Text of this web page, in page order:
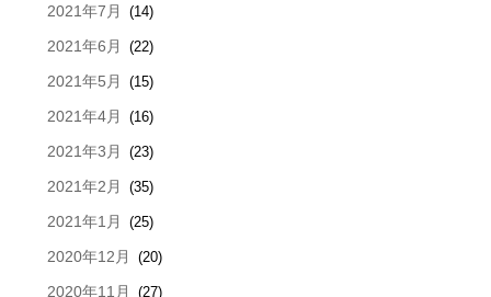
2021年7月 (14)
2021年6月 (22)
2021年5月 (15)
2021年4月 (16)
2021年3月 (23)
2021年2月 (35)
2021年1月 (25)
2020年12月 (20)
2020年11月 (27)